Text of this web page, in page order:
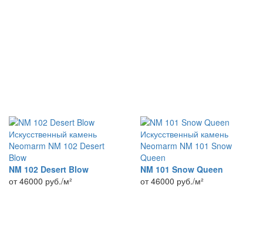
Искусственный камень
Neomarm NM 102 Desert
Blow
NM 102 Desert Blow
от 46000 руб./м²
Искусственный камень
Neomarm NM 101 Snow
Queen
NM 101 Snow Queen
от 46000 руб./м²